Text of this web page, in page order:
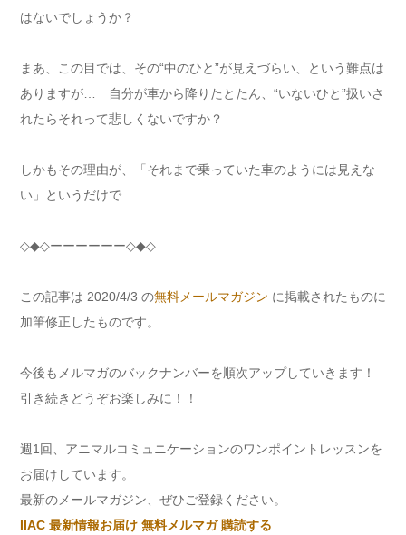
はないでしょうか？
まあ、この目では、その“中のひと”が見えづらい、という難点は
ありますが… 自分が車から降りたとたん、“いないひと”扱いさ
れたらそれって悲しくないですか？
しかもその理由が、「それまで乗っていた車のようには見えな
い」というだけで…
◇◆◇ーーーーーー◇◆◇
この記事は 2020/4/3 の無料メールマガジン に掲載されたものに
加筆修正したものです。
今後もメルマガのバックナンバーを順次アップしていきます！
引き続きどうぞお楽しみに！！
週 1 回、アニマルコミュニケーションのワンポイントレッスンを
お届けしています。
最新のメールマガジン、ぜひご登録ください。
IIAC 最新情報お届け 無料メルマガ 購読する